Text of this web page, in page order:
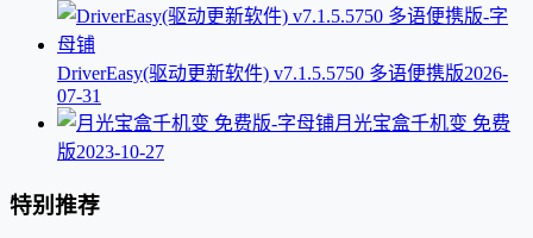
DriverEasy(驱动更新软件) v7.1.5.5750 多语便携版2026-
07-31
月光宝盒千机变 免费
版2023-10-27
特别推荐